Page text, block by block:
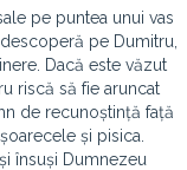
pe puntea unui vas
pe Dumitru,
Dacă este văzut
riscă să fie aruncat
de recunoștință față
și pisica.
însuși Dumnezeu